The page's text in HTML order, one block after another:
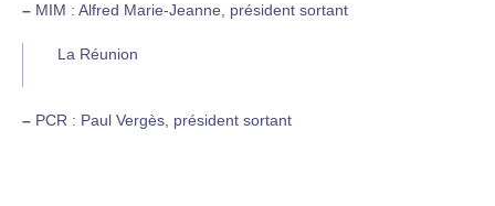
– MIM : Alfred Marie-Jeanne, président sortant
La Réunion
– PCR : Paul Vergès, président sortant